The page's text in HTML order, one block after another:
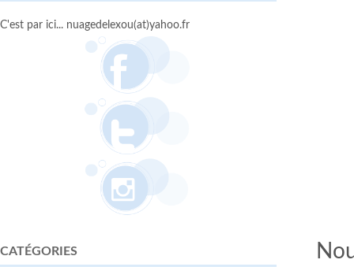
C'est par ici... nuagedelexou(at)yahoo.fr
CATÉGORIES